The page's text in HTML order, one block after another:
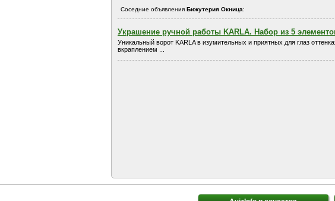
Соседние объявления Бижутерия Окница:
Украшение ручной работы KARLA. Набор из 5
Уникальный ворот KARLA в изумительных и приятных для глаз
вкраплением ...